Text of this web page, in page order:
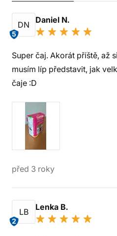
DN
5
Daniel N.
Super čaj. Akorát příště, až
musím líp představit, jak
čaje :D
před 3 roky
LB
2
Lenka B.